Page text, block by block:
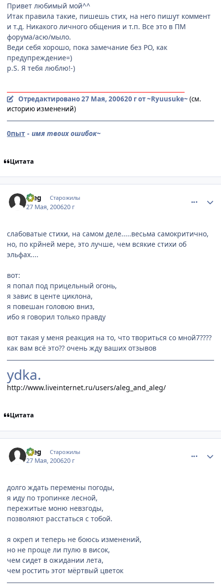
Привет любимый мой^^
Итак правила такие, пишешь стих, на него пишут коммент
и т.д. Никакого личного общения и т.п. Все это в ПМ
форума/асю/мыло.
Веди себя хорошо, пока замечание без РО, как
предупреждение=)
p.S. Я тебя люблю!-)
Отредактировано27 Мая, 200620 гот ~Ryuusuke~ (см.
историю изменений)
0пыт - имя твоих ошибок~
Цитата
Aleg Старожилы
27 Мая, 200620 г
слабоватые стихи, на самом деле.....весьма самокритично,
но, по крйней мере, это лучше, чем всякие стихи об
эльфах....
вот:
я попал под прицельный огонь,
я завис в центе циклона,
я повешан головою вниз,
ибо я говорил только правду
вот такая у меня реакция на то, что твориться со мной7????
как вам всё это?? очень жду ваших отзывов
ydka.
http://www.liveinternet.ru/users/aleg_and_aleg/
Цитата
Aleg Старожилы
27 Мая, 200620 г
долго ждать перемены погоды,
я иду по тропинке лесной,
пережитые моню невзгоды,
позволяют расстаться с тобой.
я окреп и теперь не боюсь изменений,
но не проще ли пулю в висок,
чем сидет в ожидании лета,
чем ростить этот мёртвый цветок